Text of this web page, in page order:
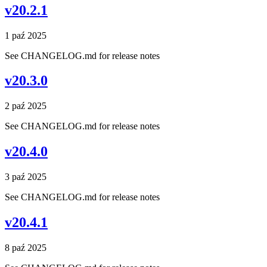
v20.2.1
1 paź 2025
See CHANGELOG.md for release notes
v20.3.0
2 paź 2025
See CHANGELOG.md for release notes
v20.4.0
3 paź 2025
See CHANGELOG.md for release notes
v20.4.1
8 paź 2025